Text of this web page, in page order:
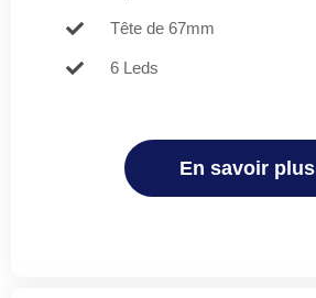
Tête de 67mm
6 Leds
En savoir plus